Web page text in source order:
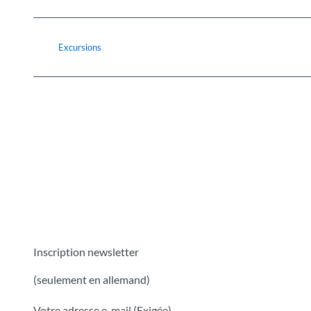
Excursions
Inscription newsletter
(seulement en allemand)